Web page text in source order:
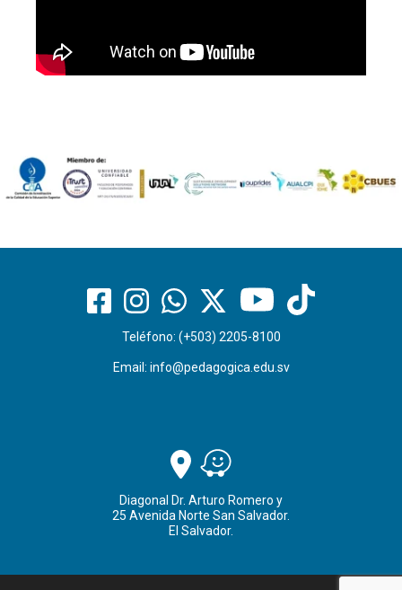
Teléfono: (+503) 2205-8100
Email: info@pedagogica.edu.sv
Diagonal Dr. Arturo Romero y
25 Avenida Norte San Salvador.
El Salvador.